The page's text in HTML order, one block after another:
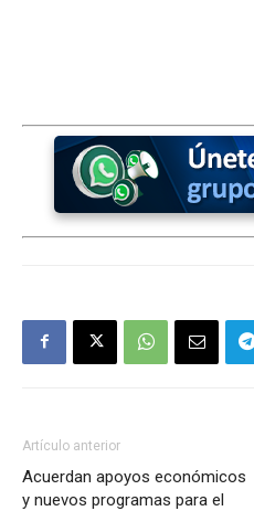
Artículo anterior
Acuerdan apoyos económicos
y nuevos programas para el